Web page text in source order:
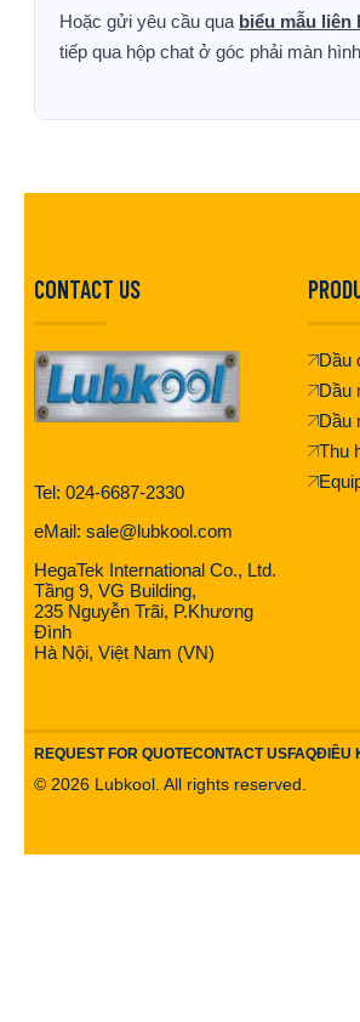
Hoặc gửi yêu cầu qua biểu mẫu liên
tiếp qua hộp chat ở góc phải màn
CONTACT US
Tel: 024-6687-2330
eMail: sale@lubkool.com
HegaTek International Co., Ltd.
Tầng 9, VG Building,
235 Nguyễn Trãi, P.Khương
Đình
Hà Nội, Việt Nam (VN)
Dầu
Dầu
Dầu
Thu
REQUEST FOR QUOTECONTACT USFAQĐIỀU
© 2026 Lubkool. All rights reserved.